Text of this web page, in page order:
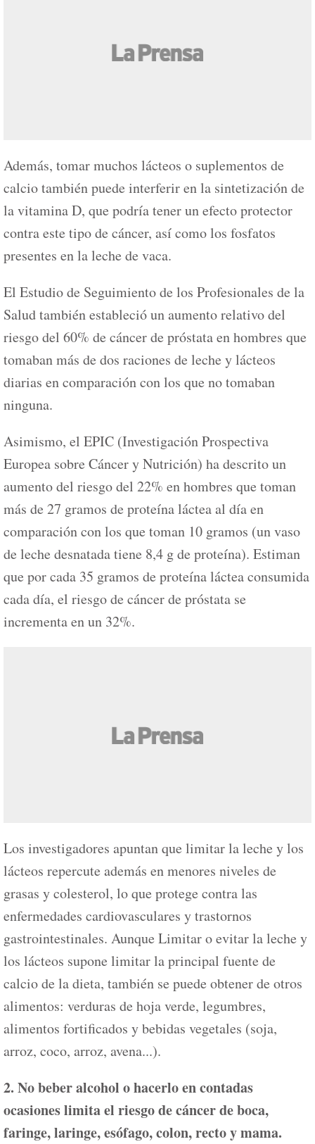
Además, tomar muchos lácteos o suplementos de
calcio también puede interferir en la sintetización de
la vitamina D, que podría tener un efecto protector
contra este tipo de cáncer, así como los fosfatos
presentes en la leche de vaca.
El Estudio de Seguimiento de los Profesionales de la
Salud también estableció un aumento relativo del
riesgo del 60% de cáncer de próstata en hombres que
tomaban más de dos raciones de leche y lácteos
diarias en comparación con los que no tomaban
ninguna.
Asimismo, el EPIC (Investigación Prospectiva
Europea sobre Cáncer y Nutrición) ha descrito un
aumento del riesgo del 22% en hombres que toman
más de 27 gramos de proteína láctea al día en
comparación con los que toman 10 gramos (un vaso
de leche desnatada tiene 8,4 g de proteína). Estiman
que por cada 35 gramos de proteína láctea consumida
cada día, el riesgo de cáncer de próstata se
incrementa en un 32%.
Los investigadores apuntan que limitar la leche y los
lácteos repercute además en menores niveles de
grasas y colesterol, lo que protege contra las
enfermedades cardiovasculares y trastornos
gastrointestinales. Aunque Limitar o evitar la leche y
los lácteos supone limitar la principal fuente de
calcio de la dieta, también se puede obtener de otros
alimentos: verduras de hoja verde, legumbres,
alimentos fortificados y bebidas vegetales (soja,
arroz, coco, arroz, avena...).
2. No beber alcohol o hacerlo en contadas
ocasiones limita el riesgo de cáncer de boca,
faringe, laringe, esófago, colon, recto y mama.